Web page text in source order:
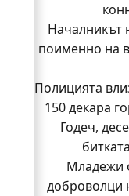
поименно на
150 декара
Годеч,
Полицията
Възможни са
Какво
пред
Началникът
поименно на
Полицията
150 декара
Годеч,
Младежи